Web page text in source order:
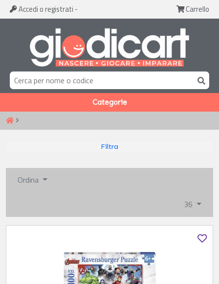
Accedi o registrati - Carrello
Categorie
Filtra
Ordina
36